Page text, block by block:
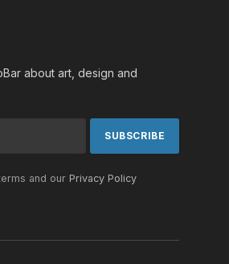
about art, design and
and our Privacy Policy